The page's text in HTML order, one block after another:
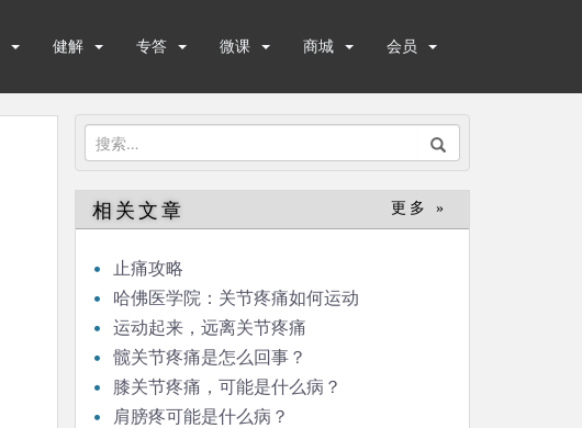
健解 专答 微课 商城 会员
搜
索：
相关文章 更多 »
止痛攻略
哈佛医学院：关节疼痛如何运动
运动起来，远离关节疼痛
髋关节疼痛是怎么回事？
膝关节疼痛，可能是什么病？
肩膀疼可能是什么病？